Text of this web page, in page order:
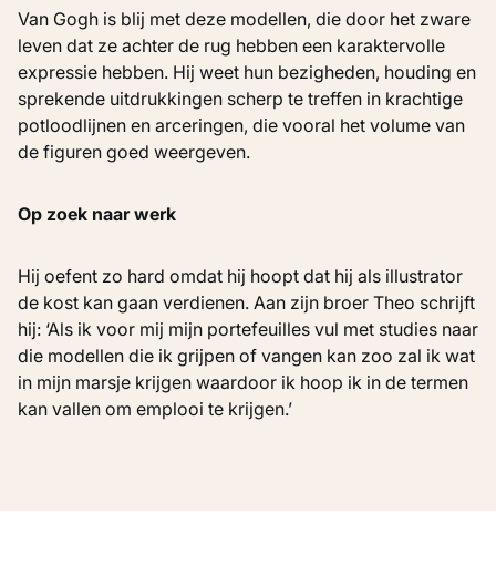
Van Gogh is blij met deze modellen, die door het zware
leven dat ze achter de rug hebben een karaktervolle
expressie hebben. Hij weet hun bezigheden, houding en
sprekende uitdrukkingen scherp te treffen in krachtige
potloodlijnen en arceringen, die vooral het volume van
de figuren goed weergeven.
Op zoek naar werk
Hij oefent zo hard omdat hij hoopt dat hij als illustrator
de kost kan gaan verdienen. Aan zijn broer Theo schrijft
hij: ‘Als ik voor mij mijn portefeuilles vul met studies naar
die modellen die ik grijpen of vangen kan zoo zal ik wat
in mijn marsje krijgen waardoor ik hoop ik in de termen
kan vallen om emplooi te krijgen.’